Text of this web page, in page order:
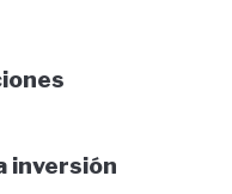
inversión